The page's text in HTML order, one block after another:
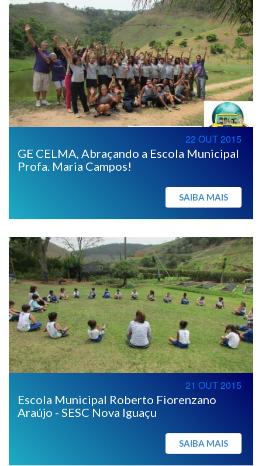
GE CELMA, Abraçando a Escola Municipal
Profa. Maria Campos!
22 OUT 2015
SAIBA MAIS
Escola Municipal Roberto Fiorenzano
Araújo - SESC Nova Iguaçu
21 OUT 2015
SAIBA MAIS